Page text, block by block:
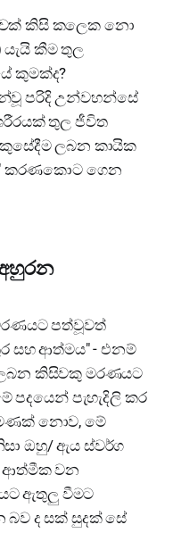
කිසි කලෙක නො
යැයි කීම තුල
කුමක්ද?
පරිදි උන්වහන්සේ
තුල ජීවිත
ලබන කායික
කරණකොට ගෙන
පත්වූවත්
සහ ආත්මය" - එනම්
කිසිවකු මරණයට
පැහැදිලි කර
නොව, මේ
ඔහු/ ඇය ස්වර්ග
ආත්මීක වන
ඇතුලු වීමට
බව ද සක් සුදක් සේ